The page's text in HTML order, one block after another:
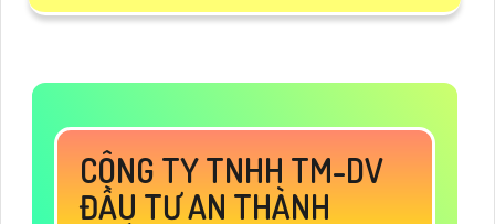
CÔNG TY TNHH TM-DV
ĐẦU TƯ AN THÀNH